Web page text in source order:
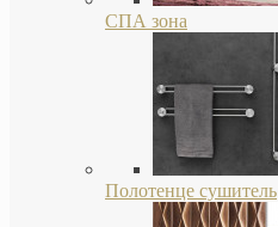
СПА зона
Полотенце сушитель